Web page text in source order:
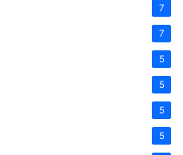
7
7
5
5
5
5